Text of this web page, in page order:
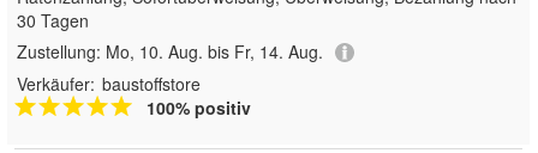
30 Tagen
Zustellung: Mo, 10. Aug. bis Fr, 14. Aug.
Verkäufer: baustoffstore
100% positiv